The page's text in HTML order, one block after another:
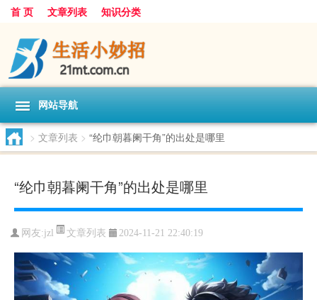
首 页 文章列表 知识分类
网站导航
> 文章列表 > “纶巾朝暮阑干角”的出处是哪里
“纶巾朝暮阑干角”的出处是哪里
网友:jzl 文章列表 2024-11-21 22:40:19